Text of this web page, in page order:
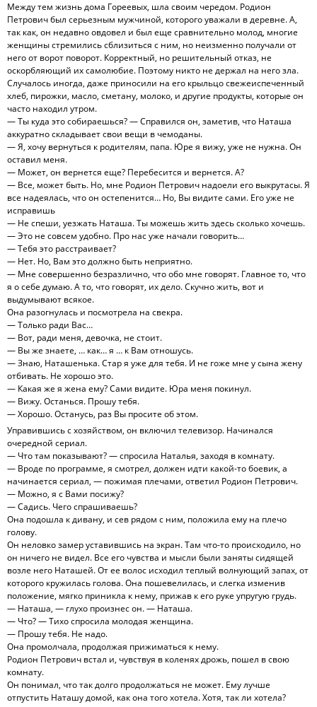
Между тем жизнь дома Гореевых, шла своим чередом. Родион
Петрович был серьезным мужчиной, которого уважали в деревне. А,
так как, он недавно овдовел и был еще сравнительно молод, многие
женщины стремились сблизиться с ним, но неизменно получали от
него от ворот поворот. Корректный, но решительный отказ, не
оскорбляющий их самолюбие. Поэтому никто не держал на него зла.
Случалось иногда, даже приносили на его крыльцо свежеиспеченный
хлеб, пирожки, масло, сметану, молоко, и другие продукты, которые он
часто находил утром.
— Ты куда это собираешься? — Справился он, заметив, что Наташа
аккуратно складывает свои вещи в чемоданы.
— Я, хочу вернуться к родителям, папа. Юре я вижу, уже не нужна. Он
оставил меня.
— Может, он вернется еще? Перебесится и вернется. А?
— Все, может быть. Но, мне Родион Петрович надоели его выкрутасы. Я
все надеялась, что он остепенится… Но, Вы видите сами. Его уже не
исправишь
— Не спеши, уезжать Наташа. Ты можешь жить здесь сколько хочешь.
— Это не совсем удобно. Про нас уже начали говорить…
— Тебя это расстраивает?
— Нет. Но, Вам это должно быть неприятно.
— Мне совершенно безразлично, что обо мне говорят. Главное то, что
я о себе думаю. А то, что говорят, их дело. Скучно жить, вот и
выдумывают всякое.
Она разогнулась и посмотрела на свекра.
— Только ради Вас…
— Вот, ради меня, девочка, не стоит.
— Вы же знаете, … как… я … к Вам отношусь.
— Знаю, Наташенька. Стар я уже для тебя. И не гоже мне у сына жену
отбивать. Не хорошо это.
— Какая же я жена ему? Сами видите. Юра меня покинул.
— Вижу. Останься. Прошу тебя.
— Хорошо. Останусь, раз Вы просите об этом.
Управившись с хозяйством, он включил телевизор. Начинался
очередной сериал.
— Что там показывают? — спросила Наталья, заходя в комнату.
— Вроде по программе, я смотрел, должен идти какой-то боевик, а
начинается сериал, — пожимая плечами, ответил Родион Петрович.
— Можно, я с Вами посижу?
— Садись. Чего спрашиваешь?
Она подошла к дивану, и сев рядом с ним, положила ему на плечо
голову.
Он неловко замер уставившись на экран. Там что-то происходило, но
он ничего не видел. Все его чувства и мысли были заняты сидящей
возле него Наташей. От ее волос исходил теплый волнующий запах, от
которого кружилась голова. Она пошевелилась, и слегка изменив
положение, мягко приникла к нему, прижав к его руке упругую грудь.
— Наташа, — глухо произнес он. — Наташа.
— Что? — Тихо спросила молодая женщина.
— Прошу тебя. Не надо.
Она промолчала, продолжая прижиматься к нему.
Родион Петрович встал и, чувствуя в коленях дрожь, пошел в свою
комнату.
Он понимал, что так долго продолжаться не может. Ему лучше
отпустить Наташу домой, как она того хотела. Хотя, так ли хотела?